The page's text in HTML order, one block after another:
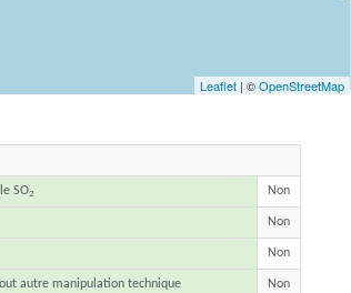
Leaflet | ©OpenStreetMap
SO2 Non
Non
Non
autre manipulation technique Non